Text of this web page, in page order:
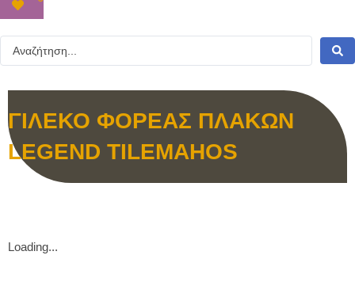
ΓΙΛΕΚΟ ΦΟΡΕΑΣ ΠΛΑΚΩΝ
LEGEND TILEMAHOS
Loading...